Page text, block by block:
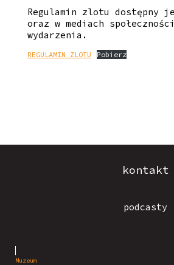
Regulamin zlotu dostępny
oraz w mediach
wydarzenia.
REGULAMIN ZLOTU Pobierz
kontakt
podcasty
Muzeum